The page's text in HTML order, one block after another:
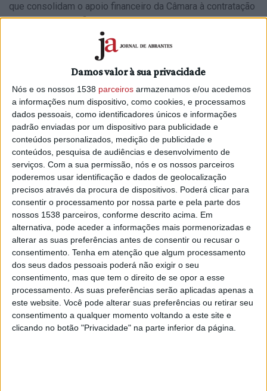
Damos valor à sua privacidade
Nós e os nossos 1538 parceiros armazenamos e/ou acedemos
a informações num dispositivo, como cookies, e processamos
dados pessoais, como identificadores únicos e informações
padrão enviadas por um dispositivo para publicidade e
conteúdos personalizados, medição de publicidade e
conteúdos, pesquisa de audiências e desenvolvimento de
serviços. Com a sua permissão, nós e os nossos parceiros
poderemos usar identificação e dados de geolocalização
precisos através da procura de dispositivos. Poderá clicar para
consentir o processamento por nossa parte e pela parte dos
nossos 1538 parceiros, conforme descrito acima. Em
alternativa, pode aceder a informações mais pormenorizadas e
alterar as suas preferências antes de consentir ou recusar o
consentimento. Tenha em atenção que algum processamento
dos seus dados pessoais poderá não exigir o seu
consentimento, mas que tem o direito de se opor a esse
processamento. As suas preferências serão aplicadas apenas a
este website. Você pode alterar suas preferências ou retirar seu
consentimento a qualquer momento voltando a este site e
clicando no botão "Privacidade" na parte inferior da página.
que consolidam o apoio financeiro da Câmara à contratação
de emprego qualificado no Parque Tecnológico Vale do
Tejo, no âmbito da campanha de desenvolvimento
económico, Abrantes INVEST.
Neste quadro do incentivo à contratação de emprego
qualificado, a CMA já apoiou a criação de 7 postos de
trabalho, num valor global de € 44.822,60.
Segundo informa o Município em nota de imprensa, foi
assinado contrato com a empresa HJDP Alimentar, Lda.,
empresa de fabrico e comércio de máquinas e
equipamentos para a industria alimentar. No caso, tratou-se
de uma adenda a um primeiro contrato estabelecido em
julho de 2017 para extensão de apoio a um posto de
trabalho e um novo contrato para um novo posto de trabalho
na área da Engenharia Mecânica.